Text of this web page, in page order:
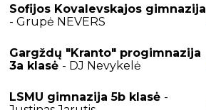
Sofijos Kovalevskajos gimnazija
- Grupė NEVERS
Gargždų "Kranto" progimnazija
3a klasė - DJ Nevykelė
LSMU gimnazija 5b klasė -